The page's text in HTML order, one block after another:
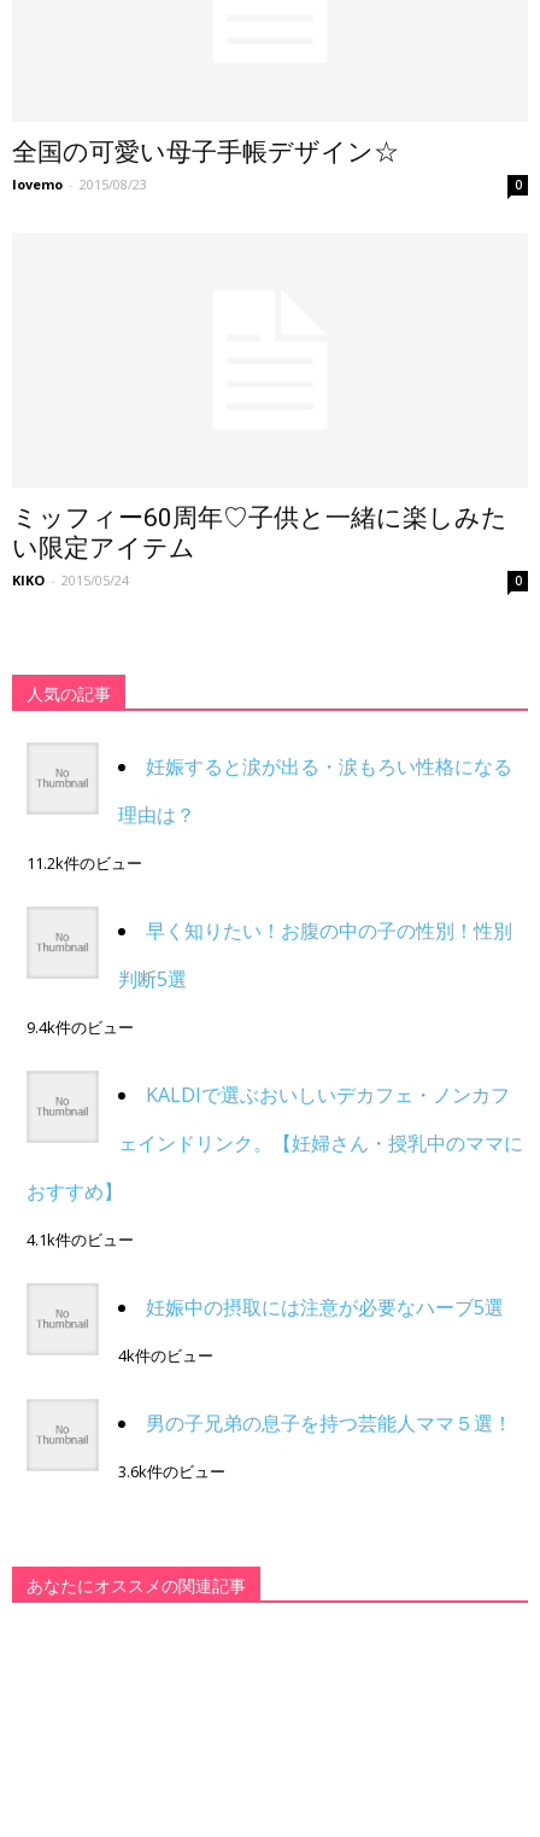
全国の可愛い母子手帳デザイン☆
lovemo - 2015/08/23 0
ミッフィー60周年♡子供と一緒に楽しみた
い限定アイテム
KIKO - 2015/05/24 0
人気の記事
妊娠すると涙が出る・涙もろい性格になる
理由は？
11.2k件のビュー
早く知りたい！お腹の中の子の性別！性別
判断5選
9.4k件のビュー
KALDIで選ぶおいしいデカフェ・ノンカフ
ェインドリンク。【妊婦さん・授乳中のママに
おすすめ】
4.1k件のビュー
妊娠中の摂取には注意が必要なハーブ5選
4k件のビュー
男の子兄弟の息子を持つ芸能人ママ５選！
3.6k件のビュー
あなたにオススメの関連記事